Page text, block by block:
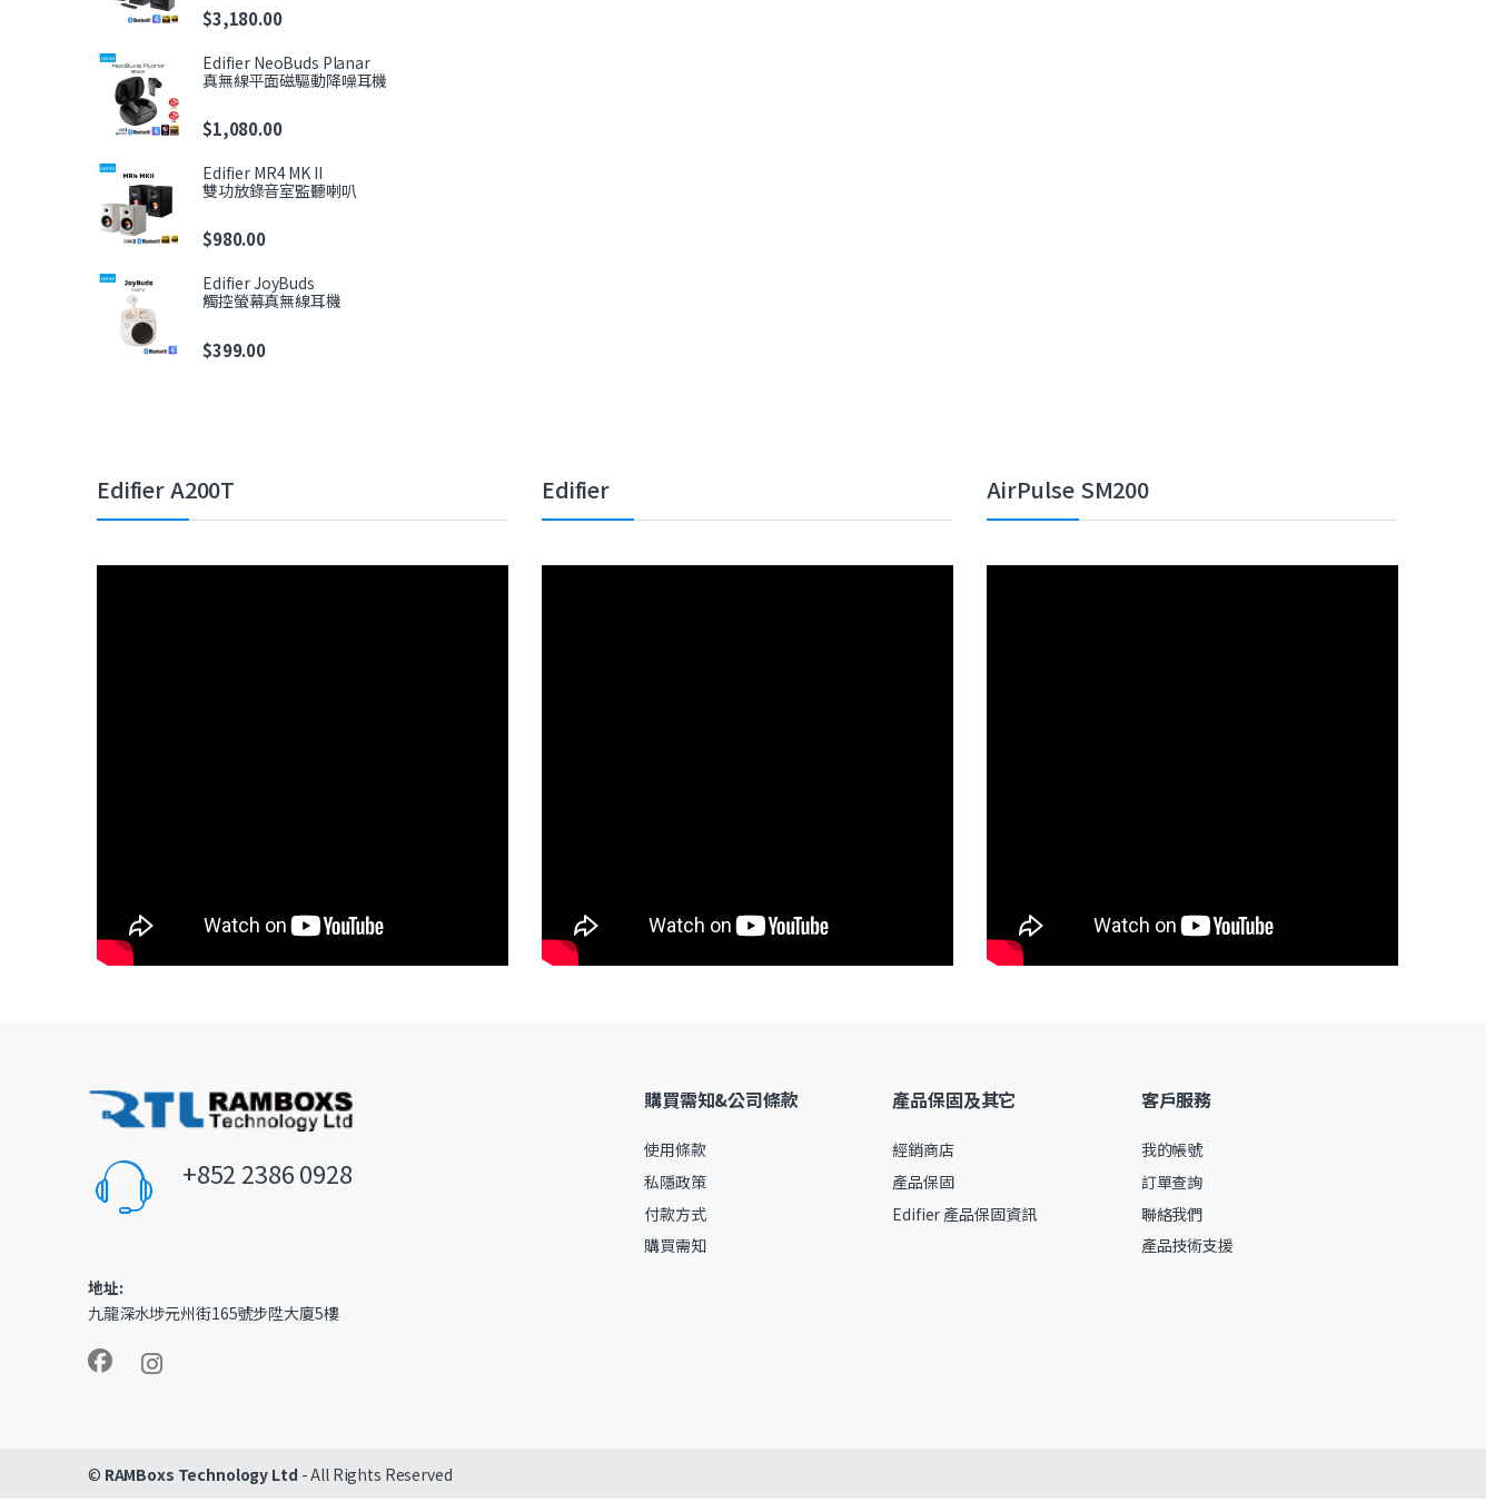
$3,180.00
Edifier NeoBuds Planar
真無線平面磁驅動降噪耳機
$1,080.00
Edifier MR4 MK II
雙功放錄音室監聽喇叭
$980.00
Edifier JoyBuds
觸控螢幕真無線耳機
$399.00
Edifier A200T Edifier AirPulse SM200
+852 2386 0928
地址:
九龍深水埗元州街165號步陞大廈5樓
購買需知&公司條款
使用條款
私隱政策
付款方式
購買需知
產品保固及其它
經銷商店
產品保固
Edifier 產品保固資訊
客戶服務
我的帳號
訂單查詢
聯絡我們
產品技術支援
© RAMBoxs Technology Ltd - All Rights Reserved